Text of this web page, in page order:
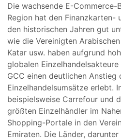
Die wachsende E-Commerce-
Region hat den Finanzkarten-
den historischen Jahren gut
wie die Vereinigten
Katar usw. haben aufgrund
globalen
GCC einen deutlichen Anstieg
Einzelhandelsumsätze erlebt.
beispielsweise Carrefour und
größten Einzelhändler im
Shopping-Portale in den
Emiraten. Die Länder,